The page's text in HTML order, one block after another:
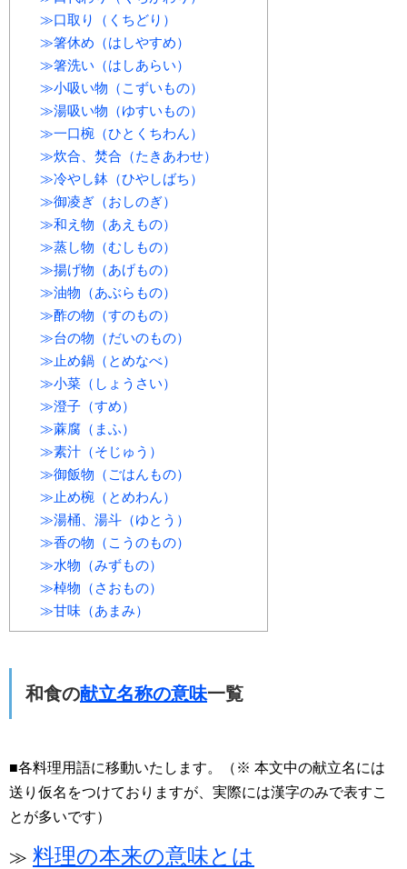
≫口取り（くちどり）
≫箸休め（はしやすめ）
≫箸洗い（はしあらい）
≫小吸い物（こずいもの）
≫湯吸い物（ゆすいもの）
≫一口椀（ひとくちわん）
≫炊合、焚合（たきあわせ）
≫冷やし鉢（ひやしばち）
≫御凌ぎ（おしのぎ）
≫和え物（あえもの）
≫蒸し物（むしもの）
≫揚げ物（あげもの）
≫油物（あぶらもの）
≫酢の物（すのもの）
≫台の物（だいのもの）
≫止め鍋（とめなべ）
≫小菜（しょうさい）
≫澄子（すめ）
≫蔴腐（まふ）
≫素汁（そじゅう）
≫御飯物（ごはんもの）
≫止め椀（とめわん）
≫湯桶、湯斗（ゆとう）
≫香の物（こうのもの）
≫水物（みずもの）
≫棹物（さおもの）
≫甘味（あまみ）
和食の献立名称の意味一覧
■各料理用語に移動いたします。（※ 本文中の献立名には
送り仮名をつけておりますが、実際には漢字のみで表すこ
とが多いです）
≫ 料理の本来の意味とは